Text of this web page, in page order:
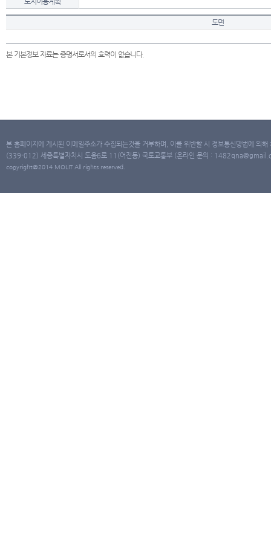
도면
본 기본정보 자료는 증명서로서의 효력이 없습니다.
본 홈페이지에 게시된 이메일주소가 수집되는것을 거부하며, 이를 위반할 시 정보통신망법에 의
(339-012) 세종특별자치시 도움6로 11(어진동) 국토교통부 (온라인 문의 :
copyright@2014 MOLIT All rights reserved.